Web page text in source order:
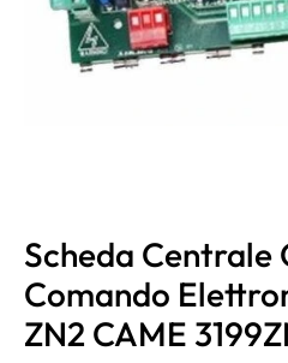
Scheda Centrale
Comando
ZN2 CAME